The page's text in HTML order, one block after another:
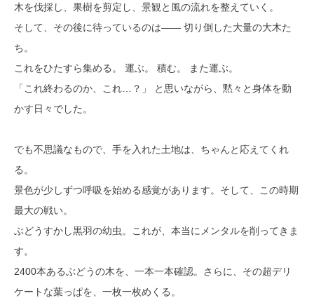
木を伐採し、果樹を剪定し、景観と風の流れを整えていく。
そして、その後に待っているのは―― 切り倒した大量の大木た
ち。
これをひたすら集める。 運ぶ。 積む。 また運ぶ。
「これ終わるのか、これ…？」 と思いながら、黙々と身体を動
かす日々でした。
でも不思議なもので、手を入れた土地は、ちゃんと応えてくれ
る。
景色が少しずつ呼吸を始める感覚があります。そして、この時期
最大の戦い。
ぶどうすかし黒羽の幼虫。これが、本当にメンタルを削ってきま
す。
2400本あるぶどうの木を、一本一本確認。さらに、その超デリ
ケートな葉っぱを、一枚一枚めくる。